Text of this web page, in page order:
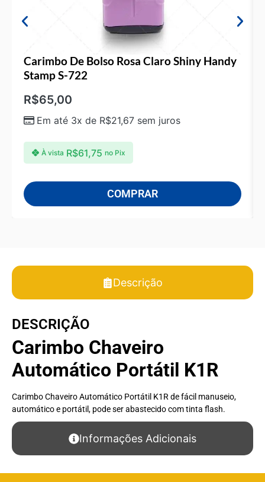
Carimbo De Bolso Rosa Claro Shiny Handy
Stamp S-722
R$65,00
Em até 3x de R$21,67 sem juros
À vista R$61,75 no Pix
COMPRAR
Descrição
Informações Adicionais
DESCRIÇÃO
Carimbo Chaveiro
Automático Portátil K1R
Carimbo Chaveiro Automático Portátil K1R de fácil manuseio,
automático e portátil, pode ser abastecido com tinta flash.